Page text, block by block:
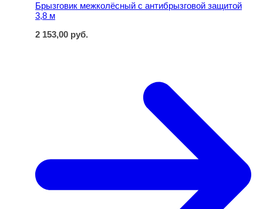
Брызговик межколёсный с антибрызговой защитой
3,8 м
2 153,00 руб.